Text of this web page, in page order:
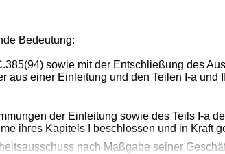
Bedeutung:
sowie mit der Entschließung des
aus einer Einleitung und den Teilen I-a
der Einleitung sowie des Teils I-a
ihres Kapitels I beschlossen und in Kraft
nach Maßgabe seiner